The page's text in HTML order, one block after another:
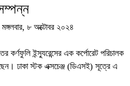
৮ অক্টোবর ২০২৪
কর্ণফুলি ইন্স্যুরেন্সের এক কর্পোরেট পরিচালক
ঢাকা স্টক এক্সচেঞ্জ (ডিএসই) সূত্রে এ